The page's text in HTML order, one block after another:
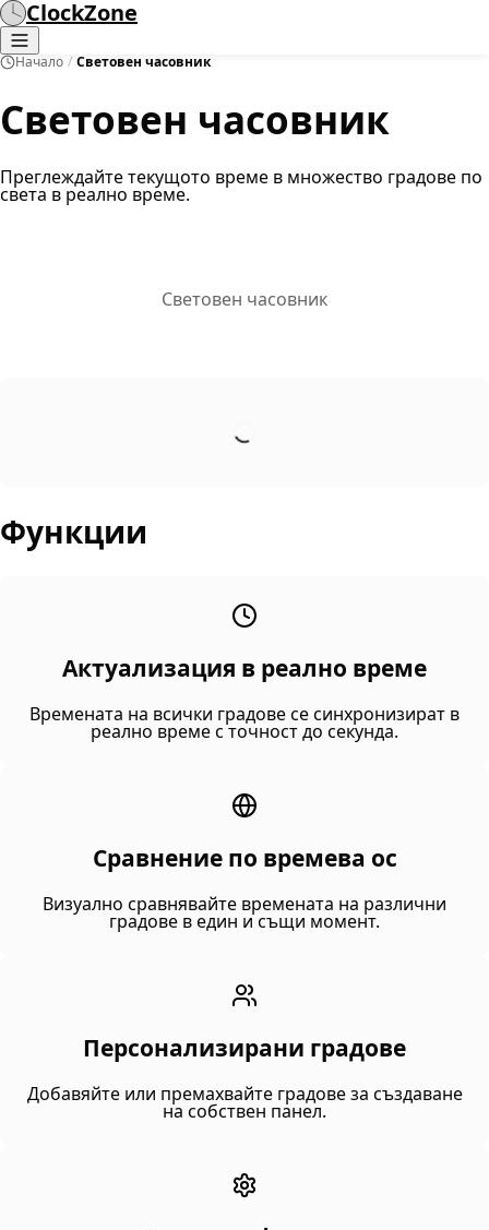
ClockZone
Начало / Световен часовник
Световен часовник
Преглеждайте текущото време в множество градове по
света в реално време.
Световен часовник
Функции
Актуализация в реално време
Времената на всички градове се синхронизират в
реално време с точност до секунда.
Сравнение по времева ос
Визуално сравнявайте времената на различни
градове в един и същи момент.
Персонализирани градове
Добавяйте или премахвайте градове за създаване
на собствен панел.